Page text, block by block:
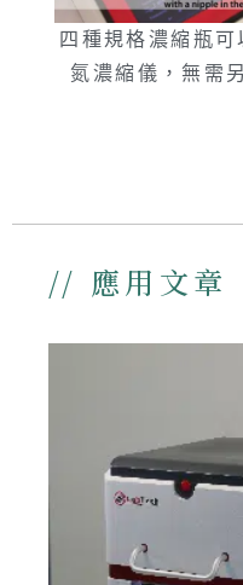
四種規格濃縮瓶
氮濃縮儀，無需
// 應用文章